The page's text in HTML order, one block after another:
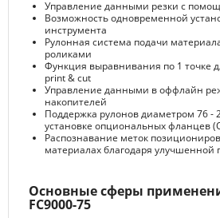
Управление данными резки с
Возможность одновременной
инструмента
Рулонная система подачи
роликами
Функция выравнивания по 1 точке
print & cut
Управление данными в оффлайн
накопителей
Поддержка рулонов диаметром 76 -
установке опциональных фланцев
Распознавание меток
материалах благодаря улучшенной
Основные сферы
FC9000-75